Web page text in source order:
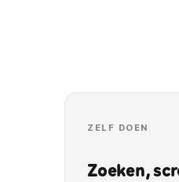
ZELF DOEN
Zoeken,